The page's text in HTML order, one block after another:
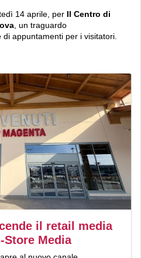
14 aprile, per Il Centro di
, un traguardo
appuntamenti per i visitatori.
il retail media
Store Media